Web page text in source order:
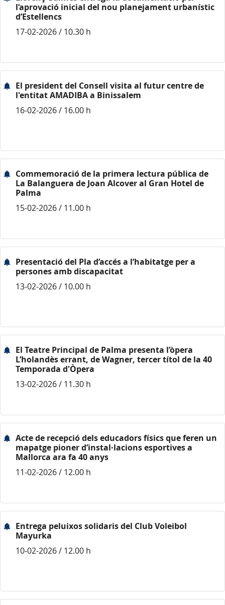
l’aprovació inicial del nou planejament urbanístic
d’Estellencs
17-02-2026 / 10.30 h
El president del Consell visita al futur centre de
l'entitat AMADIBA a Binissalem
16-02-2026 / 16.00 h
Commemoració de la primera lectura pública de
La Balanguera de Joan Alcover al Gran Hotel de
Palma
15-02-2026 / 11.00 h
Presentació del Pla d’accés a l’habitatge per a
persones amb discapacitat
13-02-2026 / 10.00 h
El Teatre Principal de Palma presenta l’òpera
L’holandès errant, de Wagner, tercer títol de la 40
Temporada d'Òpera
13-02-2026 / 11.30 h
Acte de recepció dels educadors físics que feren un
mapatge pioner d’instal·lacions esportives a
Mallorca ara fa 40 anys
11-02-2026 / 12.00 h
Entrega peluixos solidaris del Club Voleibol
Mayurka
10-02-2026 / 12.00 h